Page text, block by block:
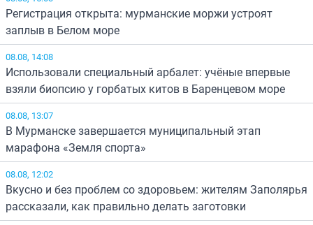
Регистрация открыта: мурманские моржи устроят
заплыв в Белом море
08.08, 14:08
Использовали специальный арбалет: учёные впервые
взяли биопсию у горбатых китов в Баренцевом море
08.08, 13:07
В Мурманске завершается муниципальный этап
марафона «Земля спорта»
08.08, 12:02
Вкусно и без проблем со здоровьем: жителям Заполярья
рассказали, как правильно делать заготовки